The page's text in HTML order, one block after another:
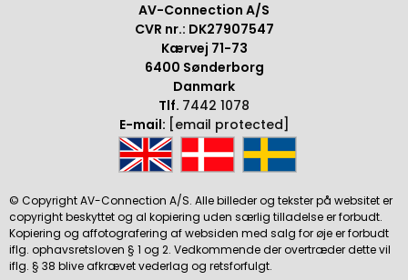
AV-Connection A/S
CVR nr.: DK27907547
Kærvej 71-73
6400 Sønderborg
Danmark
Tlf. 7442 1078
E-mail: [email protected]
© Copyright AV-Connection A/S. Alle billeder og tekster på websitet er
copyright beskyttet og al kopiering uden særlig tilladelse er forbudt.
Kopiering og affotografering af websiden med salg for øje er forbudt
iflg. ophavsretsloven § 1 og 2. Vedkommende der overtræder dette vil
iflg. § 38 blive afkrævet vederlag og retsforfulgt.